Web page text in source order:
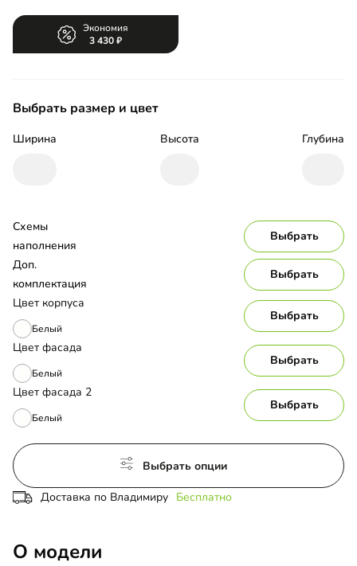
Экономия
3 430
Выбрать размер и цвет
Ширина Высота Глубина
Цвет корпуса
Белый
Выбрать
Цвет фасада
Белый
Выбрать
Цвет фасада 2
Белый
Выбрать
Схемы
наполнения
Выбрать
Доп.
комплектация
Выбрать
Выбрать опции
Доставка по Владимиру Бесплатно
О модели